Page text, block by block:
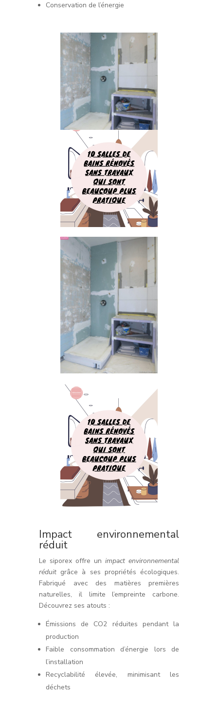
Conservation de l’énergie
Impact environnemental
réduit
Le siporex offre un impact environnemental
réduit grâce à ses propriétés écologiques.
Fabriqué avec des matières premières
naturelles, il limite l’empreinte carbone.
Découvrez ses atouts :
Émissions de CO2 réduites pendant la
production
Faible consommation d’énergie lors de
l’installation
Recyclabilité élevée, minimisant les
déchets